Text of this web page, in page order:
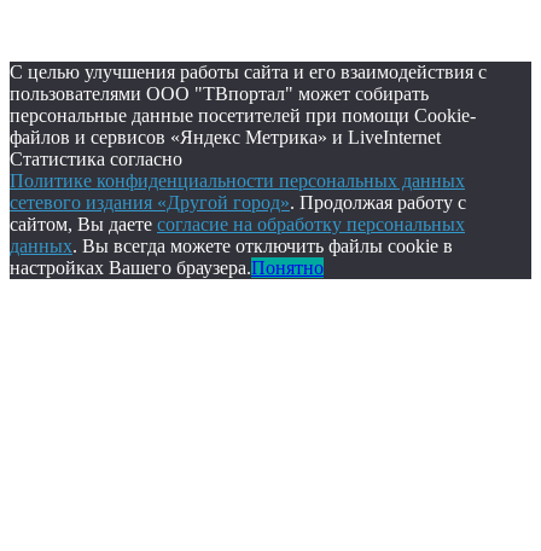
С целью улучшения работы сайта и его взаимодействия с
пользователями ООО "ТВпортал" может собирать
персональные данные посетителей при помощи Cookie-
файлов и сервисов «Яндекс Метрика» и LiveInternet
Статистика согласно
Политике конфиденциальности персональных данных
сетевого издания «Другой город». Продолжая работу с
сайтом, Вы даете согласие на обработку персональных
данных. Вы всегда можете отключить файлы cookie в
настройках Вашего браузера.Понятно